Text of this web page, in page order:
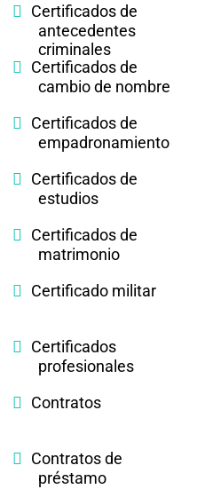
Certificados de
antecedentes
criminales
Certificados de
cambio de nombre
Certificados de
empadronamiento
Certificados de
estudios
Certificados de
matrimonio
Certificado militar
Certificados
profesionales
Contratos
Contratos de
préstamo